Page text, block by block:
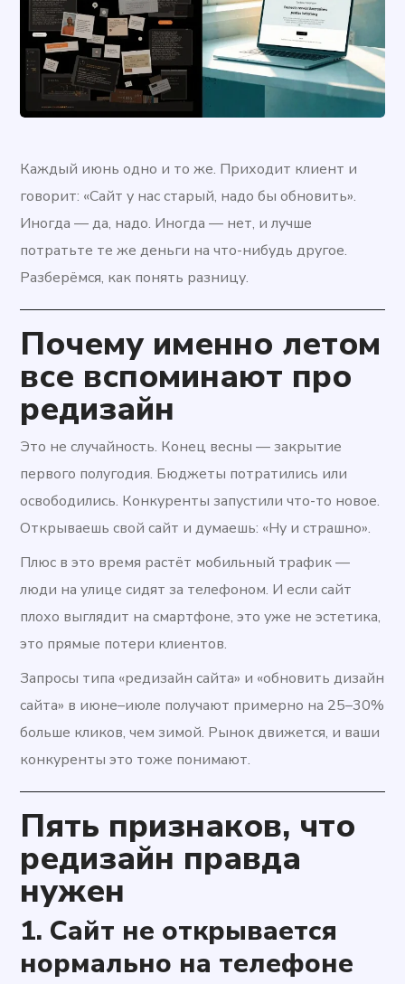
Каждый июнь одно и то же. Приходит клиент и
говорит: «Сайт у нас старый, надо бы обновить».
Иногда — да, надо. Иногда — нет, и лучше
потратьте те же деньги на что-нибудь другое.
Разберёмся, как понять разницу.
Почему именно летом
все вспоминают про
редизайн
Это не случайность. Конец весны — закрытие
первого полугодия. Бюджеты потратились или
освободились. Конкуренты запустили что-то новое.
Открываешь свой сайт и думаешь: «Ну и страшно».
Плюс в это время растёт мобильный трафик —
люди на улице сидят за телефоном. И если сайт
плохо выглядит на смартфоне, это уже не эстетика,
это прямые потери клиентов.
Запросы типа «редизайн сайта» и «обновить дизайн
сайта» в июне–июле получают примерно на 25–30%
больше кликов, чем зимой. Рынок движется, и ваши
конкуренты это тоже понимают.
Пять признаков, что
редизайн правда
нужен
1. Сайт не открывается
нормально на телефоне